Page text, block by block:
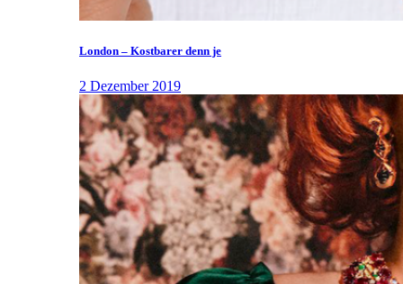
London – Kostbarer denn je
2 Dezember 2019